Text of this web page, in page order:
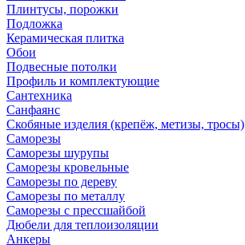
Плинтусы, порожки
Подложка
Керамическая плитка
Обои
Подвесные потолки
Профиль и комплектующие
Сантехника
Санфаянс
Скобяные изделия (крепёж, метизы, тросы)
Саморезы
Саморезы шурупы
Саморезы кровельные
Саморезы по дереву
Саморезы по металлу
Саморезы с прессшайбой
Дюбели для теплоизоляции
Анкеры